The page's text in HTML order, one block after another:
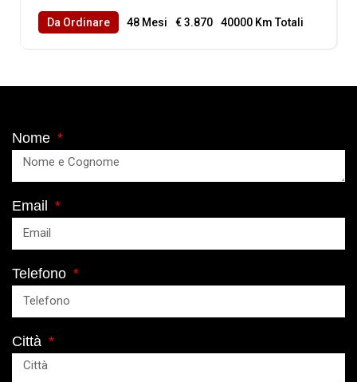
Da Ordinare 48 Mesi € 3.870 40000 Km Totali
Nome
Email
Telefono
Città